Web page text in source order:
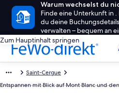
Warum wechselst du
Finde eine Unterkunft in
du deine
verwalten – bequem an
Zum Hauptinhalt springen
Saint-Cergue
Entspannen mit Blick auf Mont Blanc und